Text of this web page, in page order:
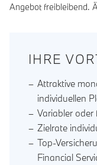
Angebot freibleibend.
IHRE
Attraktive
individuellen
Variabler oder
Zielrate
Top-
Financial